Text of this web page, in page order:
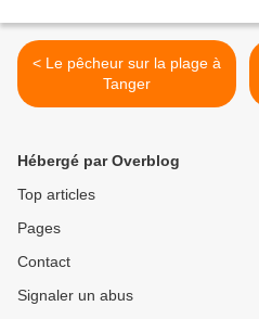
< Le pêcheur sur la plage à
Tanger
Hébergé par Overblog
Top articles
Pages
Contact
Signaler un abus